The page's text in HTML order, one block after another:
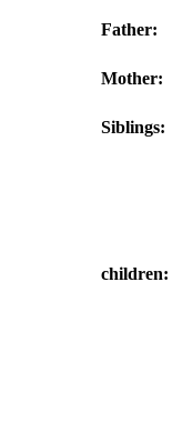
Father:
Mother:
Siblings:
children: